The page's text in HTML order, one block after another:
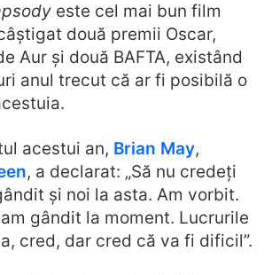
este cel mai bun film
două premii Oscar,
Aur și două BAFTA, existând
anul trecut că ar fi posibilă o
acestui an, Brian May,
, a declarat: „Să nu credeți
și noi la asta. Am vorbit.
gândit la moment. Lucrurile
cred, dar cred că va fi dificil”.